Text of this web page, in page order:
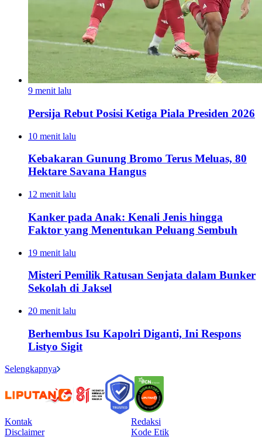
9 menit lalu
Persija Rebut Posisi Ketiga Piala Presiden 2026
10 menit lalu
Kebakaran Gunung Bromo Terus Meluas, 80
Hektare Savana Hangus
12 menit lalu
Kanker pada Anak: Kenali Jenis hingga
Faktor yang Menentukan Peluang Sembuh
19 menit lalu
Misteri Pemilik Ratusan Senjata dalam Bunker
Sekolah di Jaksel
20 menit lalu
Berhembus Isu Kapolri Diganti, Ini Respons
Listyo Sigit
Selengkapnya
Kontak
Redaksi
Disclaimer
Kode Etik